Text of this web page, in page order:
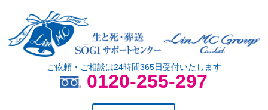
ご依頼・ご相談は24時間365日受付いたします
0120-255-297